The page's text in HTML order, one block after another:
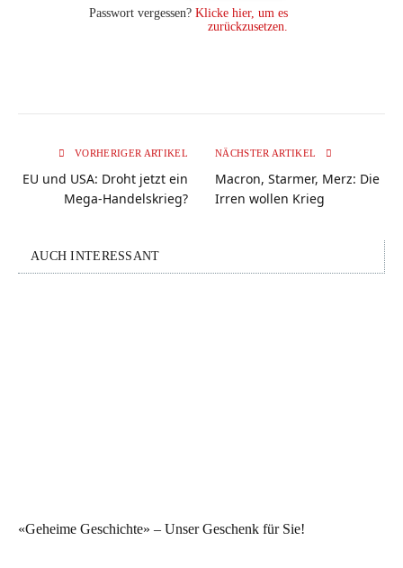
Passwort vergessen? Klicke hier, um es
zurückzusetzen.
VORHERIGER ARTIKEL
EU und USA: Droht jetzt ein
Mega-Handelskrieg?
NÄCHSTER ARTIKEL
Macron, Starmer, Merz: Die
Irren wollen Krieg
AUCH INTERESSANT
«Geheime Geschichte» – Unser Geschenk für Sie!